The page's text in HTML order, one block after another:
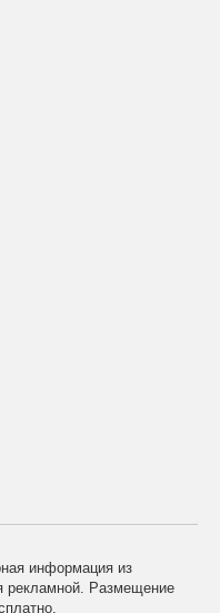
информация из
рекламной. Размещение